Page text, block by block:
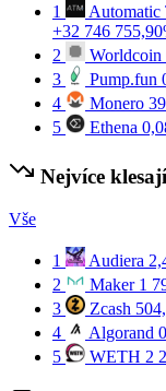
1 Automatic
+32 746
2
Worldcoin
3
Pump.fun
4
Monero
5
Ethena
Nejvíce
Vše
1 Audiera
2
Maker 1
3
Zcash
4
Algorand
5
WETH 2